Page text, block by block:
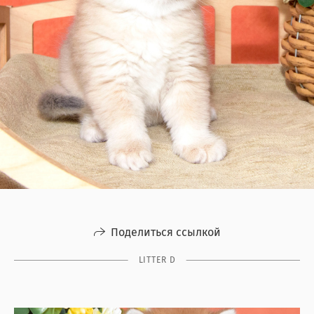
Поделиться ссылкой
LITTER D